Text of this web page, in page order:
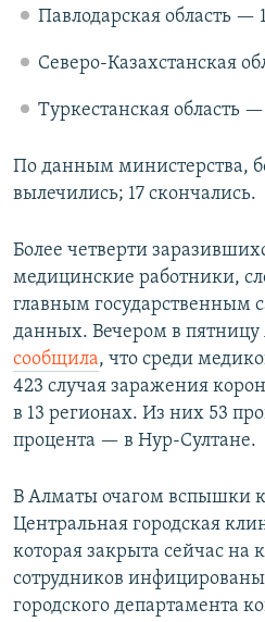
Павлодарская область —
Северо-Казахстанская
Туркестанская область —
По данным министерства,
вылечились; 17 скончались.
Более четверти
медицинские работники,
главным государственным
данных. Вечером в
сообщила, что среди
423 случая заражения
в 13 регионах. Из них 53
процента — в Нур-Султане.
В Алматы очагом вспышки
Центральная городская
которая закрыта сейчас на
сотрудников инфицированы
городского департамента